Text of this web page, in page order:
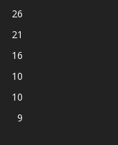
26
21
16
10
10
9